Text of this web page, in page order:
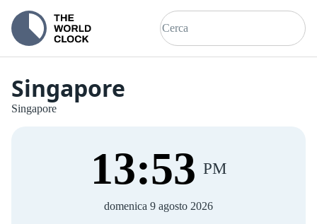
Singapore
Singapore
13:53 PM
domenica 9 agosto 2026